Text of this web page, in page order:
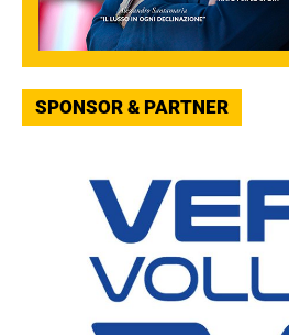
SPONSOR & PARTNER